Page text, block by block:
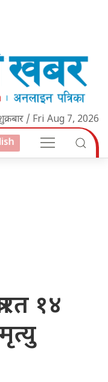
शुक्रबार / Fri Aug 7, 2026
१४